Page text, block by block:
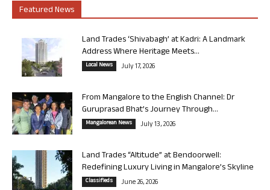
Featured News
Land Trades ‘Shivabagh’ at Kadri: A Landmark
Address Where Heritage Meets...
Local News July 17, 2026
From Mangalore to the English Channel: Dr
Guruprasad Bhat’s Journey Through...
Mangalorean News July 13, 2026
Land Trades “Altitude” at Bendoorwell:
Redefining Luxury Living in Mangalore’s Skyline
Classifieds June 26, 2026